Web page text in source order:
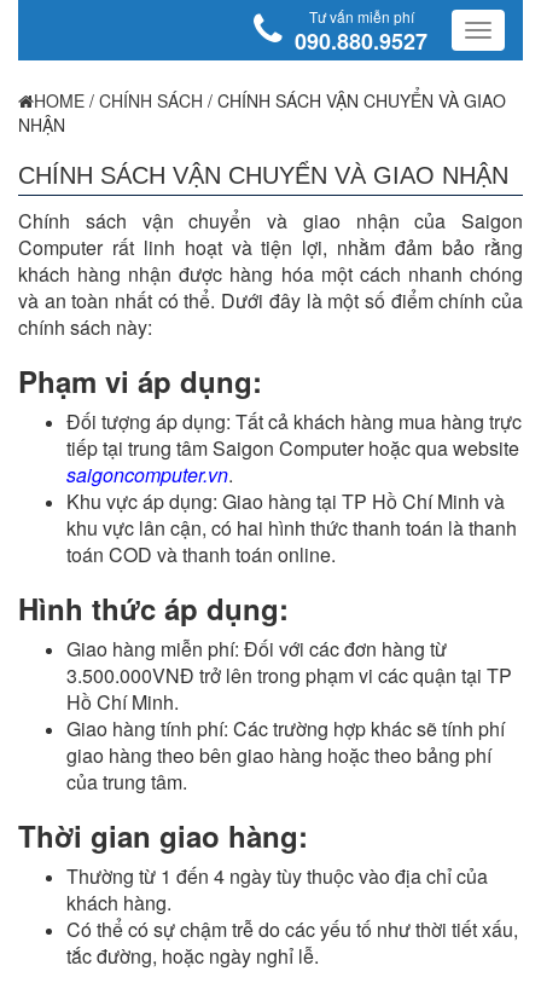
Tư vấn miễn phí
090.880.9527
HOME / CHÍNH SÁCH / CHÍNH SÁCH VẬN CHUYỂN VÀ GIAO
NHẬN
CHÍNH SÁCH VẬN CHUYỂN VÀ GIAO NHẬN
Chính sách vận chuyển và giao nhận của Saigon
Computer rất linh hoạt và tiện lợi, nhằm đảm bảo rằng
khách hàng nhận được hàng hóa một cách nhanh chóng
và an toàn nhất có thể. Dưới đây là một số điểm chính của
chính sách này:
Phạm vi áp dụng:
Đối tượng áp dụng: Tất cả khách hàng mua hàng trực
tiếp tại trung tâm Saigon Computer hoặc qua website
saigoncomputer.vn.
Khu vực áp dụng: Giao hàng tại TP Hồ Chí Minh và
khu vực lân cận, có hai hình thức thanh toán là thanh
toán COD và thanh toán online.
Hình thức áp dụng:
Giao hàng miễn phí: Đối với các đơn hàng từ
3.500.000VNĐ trở lên trong phạm vi các quận tại TP
Hồ Chí Minh.
Giao hàng tính phí: Các trường hợp khác sẽ tính phí
giao hàng theo bên giao hàng hoặc theo bảng phí
của trung tâm.
Thời gian giao hàng:
Thường từ 1 đến 4 ngày tùy thuộc vào địa chỉ của
khách hàng.
Có thể có sự chậm trễ do các yếu tố như thời tiết xấu,
tắc đường, hoặc ngày nghỉ lễ.